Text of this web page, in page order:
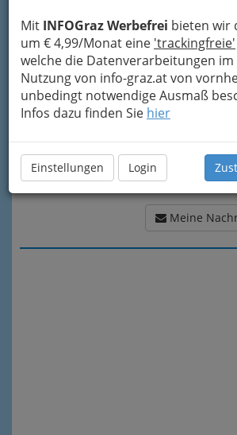
Mit INFOGraz Werbefrei bieten wir
um € 4,99/Monat eine 'trackingfreie'
welche die Datenverarbeitungen
Nutzung von info-graz.at von
unbedingt notwendige Ausmaß
Infos dazu finden Sie hier
Einstellungen Login
Meine Nachricht
Meine